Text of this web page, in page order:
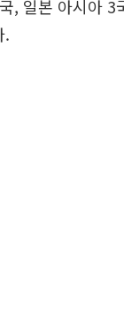
, 일본 아시아 3
.